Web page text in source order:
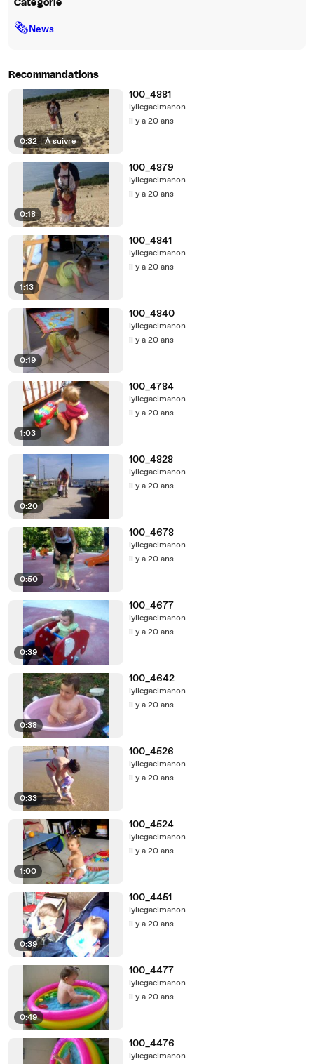
Catégorie
🗞News
Recommandations
0:32 | À suivre
100_4881
lyliegaelmanon
il y a 20 ans
0:18
100_4879
lyliegaelmanon
il y a 20 ans
1:13
100_4841
lyliegaelmanon
il y a 20 ans
0:19
100_4840
lyliegaelmanon
il y a 20 ans
1:03
100_4784
lyliegaelmanon
il y a 20 ans
0:20
100_4828
lyliegaelmanon
il y a 20 ans
0:50
100_4678
lyliegaelmanon
il y a 20 ans
0:39
100_4677
lyliegaelmanon
il y a 20 ans
0:38
100_4642
lyliegaelmanon
il y a 20 ans
0:33
100_4526
lyliegaelmanon
il y a 20 ans
1:00
100_4524
lyliegaelmanon
il y a 20 ans
0:39
100_4451
lyliegaelmanon
il y a 20 ans
0:49
100_4477
lyliegaelmanon
il y a 20 ans
100_4476
lyliegaelmanon